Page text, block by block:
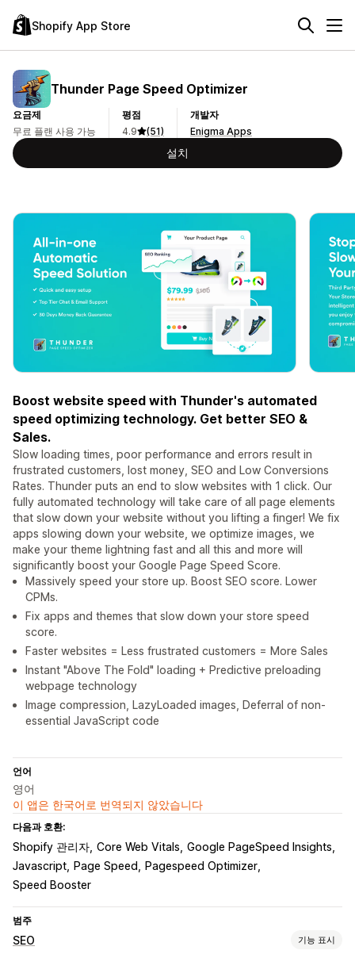
Shopify App Store
Thunder Page Speed Optimizer
요금제
무료 플랜 사용 가능
평점
4.9
(51)
개발자
Enigma Apps
설치
Boost website speed with Thunder's automated
speed optimizing technology. Get better SEO &
Sales.
Slow loading times, poor performance and errors result in
frustrated customers, lost money, SEO and Low Conversions
Rates. Thunder puts an end to slow websites with 1 click. Our
fully automated technology will take care of all page elements
that slow down your website without you lifting a finger! We fix
apps slowing down your website, we optimize images, we
make your theme lightning fast and all this and more will
significantly boost your Google Page Speed Score.
Massively speed your store up. Boost SEO score. Lower
CPMs.
Fix apps and themes that slow down your store speed
score.
Faster websites = Less frustrated customers = More Sales
Instant "Above The Fold" loading + Predictive preloading
webpage technology
Image compression, LazyLoaded images, Deferral of non-
essential JavaScript code
언어
영어
이 앱은 한국어로 번역되지 않았습니다
다음과 호환:
Shopify 관리자 Core Web Vitals Google PageSpeed Insights
Javascript
Page Speed
Pagespeed Optimizer
Speed Booster
범주
SEO 기능 표시